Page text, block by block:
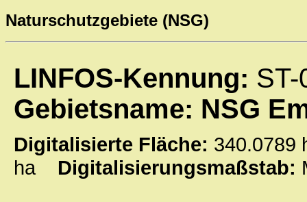
Naturschutzgebiete (NSG)
LINFOS-Kennung: ST-
Gebietsname: NSG
Digitalisierte Fläche:
ha Digitalisierungsmaßstab: